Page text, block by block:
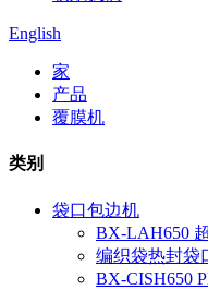
English
家
产品
覆膜机
类别
袋口包边机
BX-LAH650
编织袋热封袋
BX-CISH650